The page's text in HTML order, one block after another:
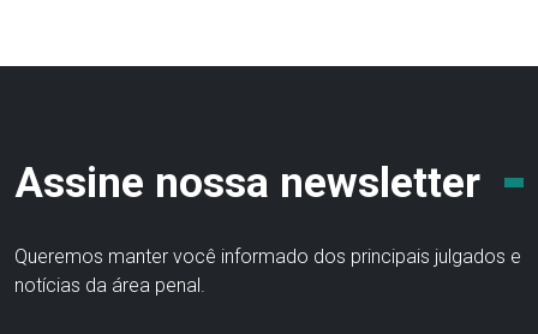
Assine nossa newsletter
Queremos manter você informado dos principais julgados e
notícias da área penal.